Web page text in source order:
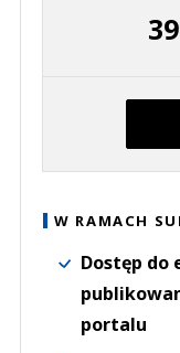
W RAMACH
Dostęp do
portalu